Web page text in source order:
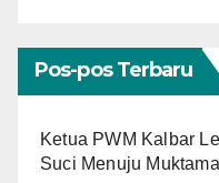
Pos-pos Terbaru
Ketua PWM Kalbar
Suci Menuju